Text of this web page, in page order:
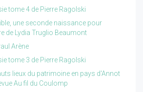
tome 4 de Pierre Ragolski
une seconde naissance pour
de Lydia Truglio Beaumont
Arène
tome 3 de Pierre Ragolski
lieux du patrimoine en pays d'Annot
Au fil du Coulomp